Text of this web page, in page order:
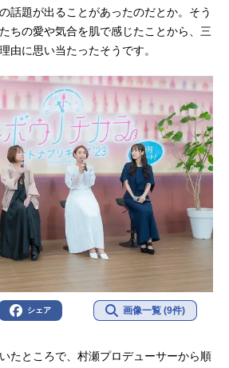
話題が出ることがあったのだとか。そう
ちの愛や気合を肌で感じたことから、三
由に思い当たったそうです。
シェア 画像一覧 (9件)
たところで、村瀬プロデューサーから順